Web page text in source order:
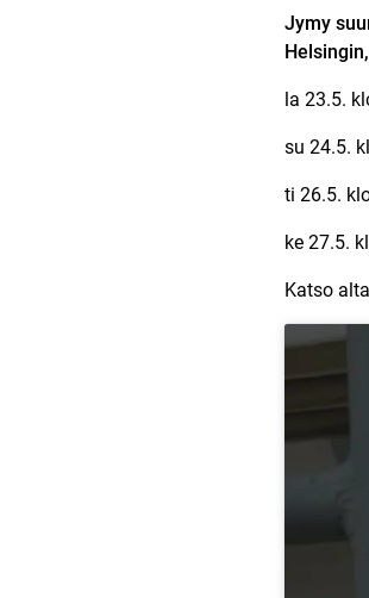
Jymy
la 23.5.
su 24.5.
ti 26.5.
ke 27.5.
Katso